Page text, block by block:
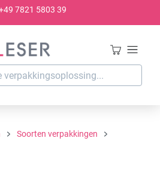
7821 5803 39
Soorten verpakkingen